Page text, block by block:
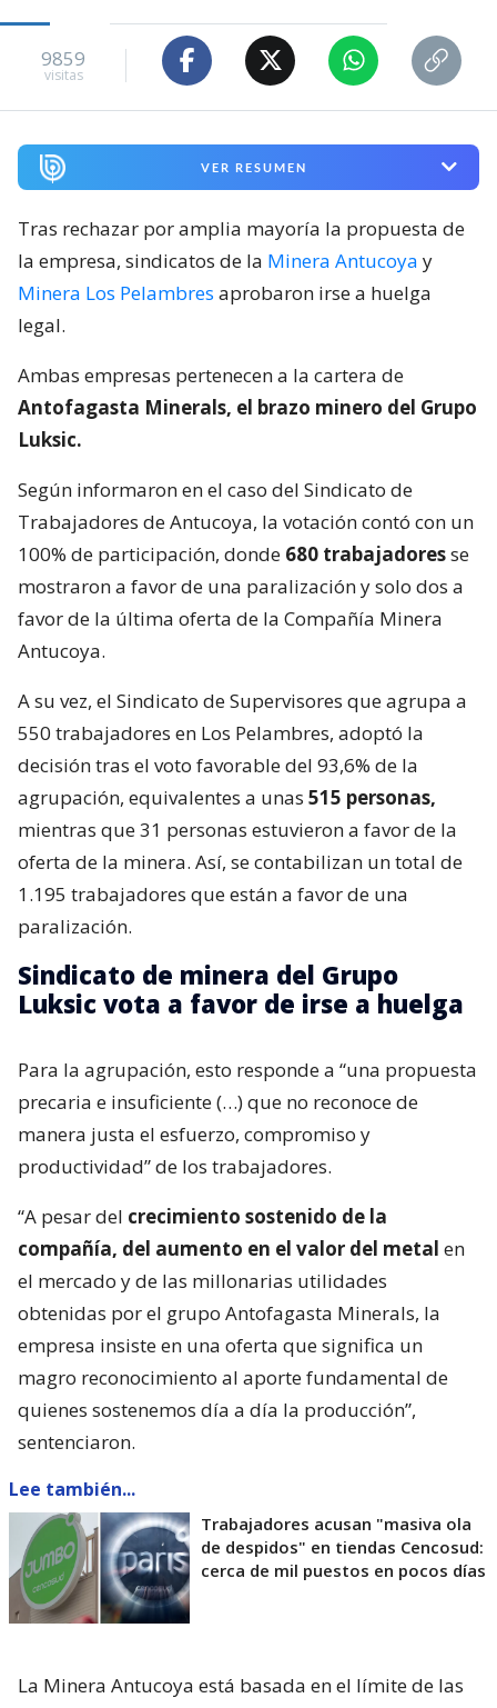
9859
visitas
VER RESUMEN
Tras rechazar por amplia mayoría la propuesta de
la empresa, sindicatos de la Minera Antucoya y
Minera Los Pelambres aprobaron irse a huelga
legal.
Ambas empresas pertenecen a la cartera de
Antofagasta Minerals, el brazo minero del Grupo
Luksic.
Según informaron en el caso del Sindicato de
Trabajadores de Antucoya, la votación contó con un
100% de participación, donde 680 trabajadoresse
mostraron a favor de una paralización y solo dos a
favor de la última oferta de la Compañía Minera
Antucoya.
A su vez, el Sindicato de Supervisores que agrupa a
550 trabajadores en Los Pelambres, adoptó la
decisión tras el voto favorable del 93,6% de la
agrupación, equivalentes a unas 515 personas,
mientras que 31 personas estuvieron a favor de la
oferta de la minera. Así, se contabilizan un total de
1.195 trabajadores que están a favor de una
paralización.
Sindicato de minera del Grupo
Luksic vota a favor de irse a huelga
Para la agrupación, esto responde a “una propuesta
precaria e insuficiente (…) que no reconoce de
manera justa el esfuerzo, compromiso y
productividad” de los trabajadores.
“A pesar del crecimiento sostenido de la
compañía, del aumento en el valor del metal en
el mercado y de las millonarias utilidades
obtenidas por el grupo Antofagasta Minerals, la
empresa insiste en una oferta que significa un
magro reconocimiento al aporte fundamental de
quienes sostenemos día a día la producción”,
sentenciaron.
Lee también...
Trabajadores acusan "masiva ola
de despidos" en tiendas Cencosud:
cerca de mil puestos en pocos días
La Minera Antucoya está basada en el límite de las